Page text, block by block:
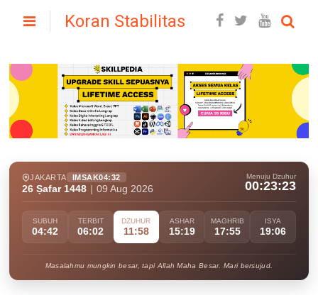
Koran Stabilitas
JAKARTA IMSAK04:32
26 Ṣafar 1448 09 Aug 2026
Menuju Dzuhur
00:23:21
SUBUH
04:42
TERBIT
06:02
DZUHUR
11:58
ASHAR
15:19
MAGHRIB
17:55
ISYA
19:06
Masalahmu mungkin besar, tapi Allah Maha Besar. Mari bersujud.